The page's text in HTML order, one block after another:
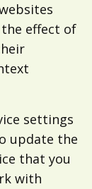
effect of
settings
update the
that you
with